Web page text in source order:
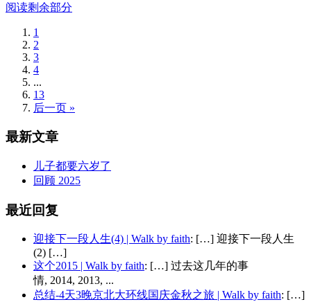
阅读剩余部分
1
2
3
4
...
13
后一页 »
最新文章
儿子都要六岁了
回顾 2025
最近回复
迎接下一段人生(4) | Walk by faith: […] 迎接下一段人生
(2) […]
这个2015 | Walk by faith: […] 过去这几年的事
情, 2014, 2013, ...
总结-4天3晚京北大环线国庆金秋之旅 | Walk by faith: […]